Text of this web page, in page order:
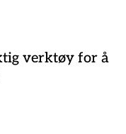
verktøy for å